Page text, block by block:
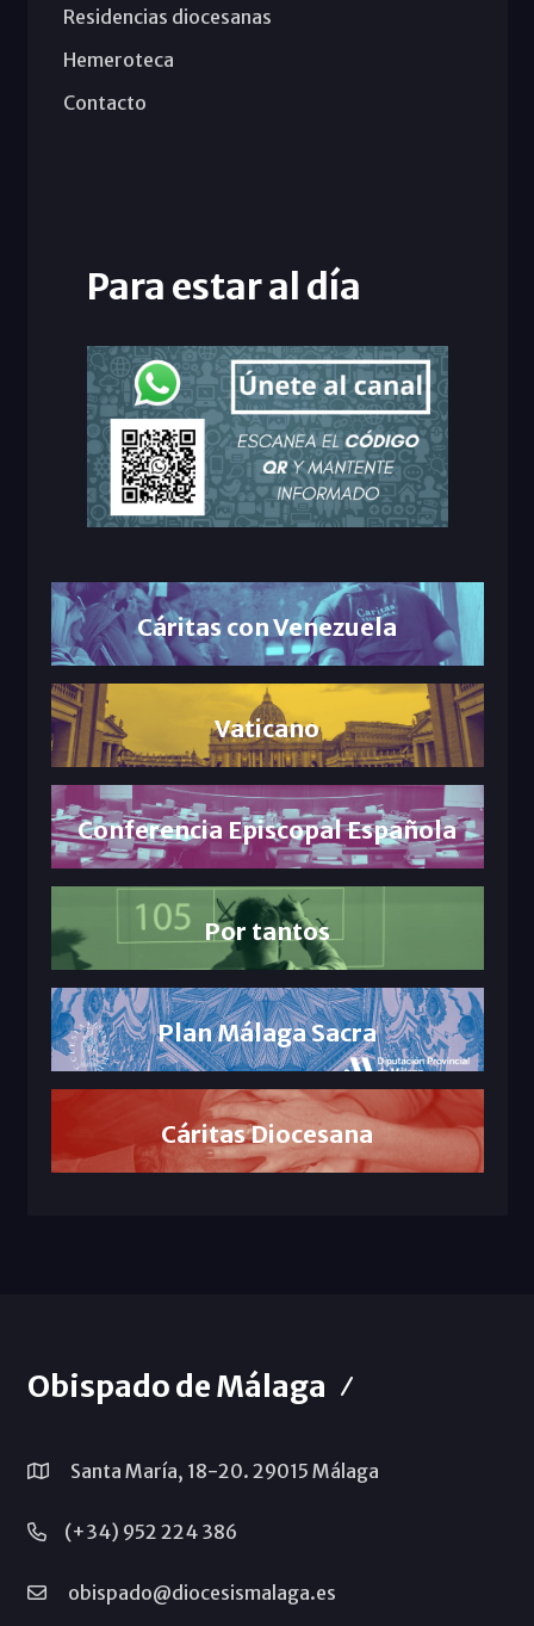
Residencias diocesanas
Hemeroteca
Contacto
Para estar al día
Cáritas con Venezuela
Vaticano
Conferencia Episcopal Española
Por tantos
Plan Málaga Sacra
Cáritas Diocesana
Obispado de Málaga
Santa María, 18-20. 29015 Málaga
(+34) 952 224 386
obispado@diocesismalaga.es